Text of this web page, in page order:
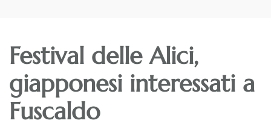
Festival delle Alici,
giapponesi interessati a
Fuscaldo